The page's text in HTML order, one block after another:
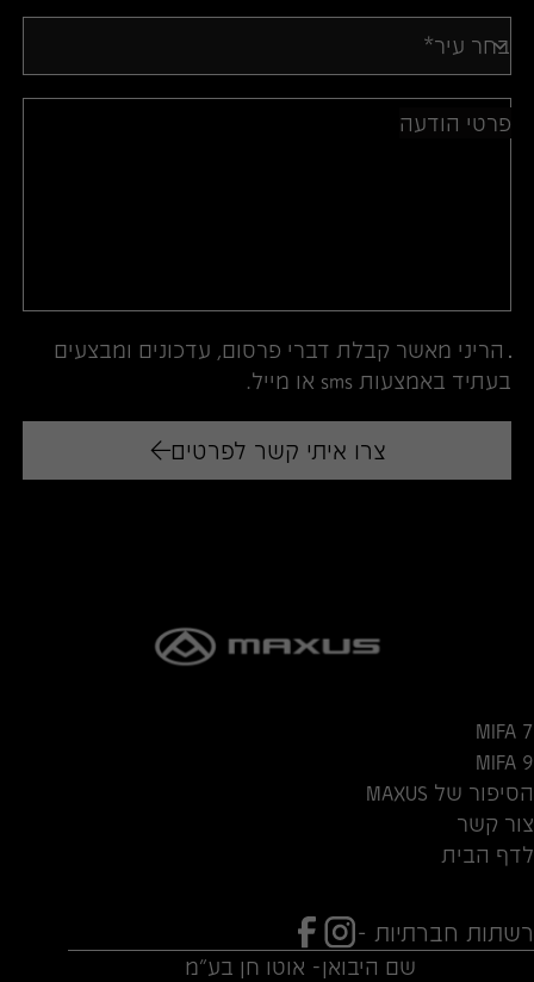
בחר עיר*
פרטי הודעה
הריני מאשר קבלת דברי פרסום, עדכונים ומבצעים
בעתיד באמצעות sms או מייל.
צרו איתי קשר לפרטים
MIFA 7
MIFA 9
הסיפור של MAXUS
צור קשר
לדף הבית
רשתות חברתיות -
שם היבואן- אוטו חן בע"מ